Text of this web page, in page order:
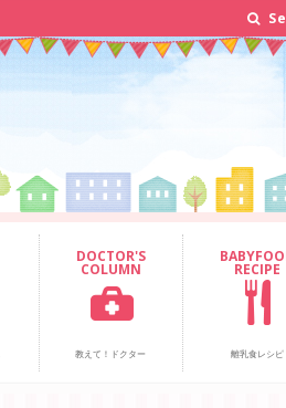
DOCTOR'S
COLUMN
教えて！ドクター
RECIPE
離乳食レシピ